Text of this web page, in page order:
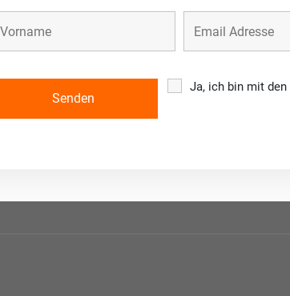
Ja, ich bin mit den